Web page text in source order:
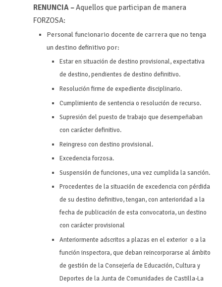
RENUNCIA –Aquellos que participan de manera
FORZOSA:
Personal funcionario docente de carrera que no tenga
un destino definitivo por:
Estar en situación de destino provisional, expectativa
de destino, pendientes de destino definitivo.
Resolución firme de expediente disciplinario.
Cumplimiento de sentencia o resolución de recurso.
Supresión del puesto de trabajo que desempeñaban
con carácter definitivo.
Reingreso con destino provisional.
Excedencia forzosa.
Suspensión de funciones, una vez cumplida la sanción.
Procedentes de la situación de excedencia con pérdida
de su destino definitivo, tengan, con anterioridad a la
fecha de publicación de esta convocatoria, un destino
con carácter provisional
Anteriormente adscritos a plazas en el exterior o a la
función inspectora, que deban reincorporarse al ámbito
de gestión de la Consejería de Educación, Cultura y
Deportes de la Junta de Comunidades de Castilla-La